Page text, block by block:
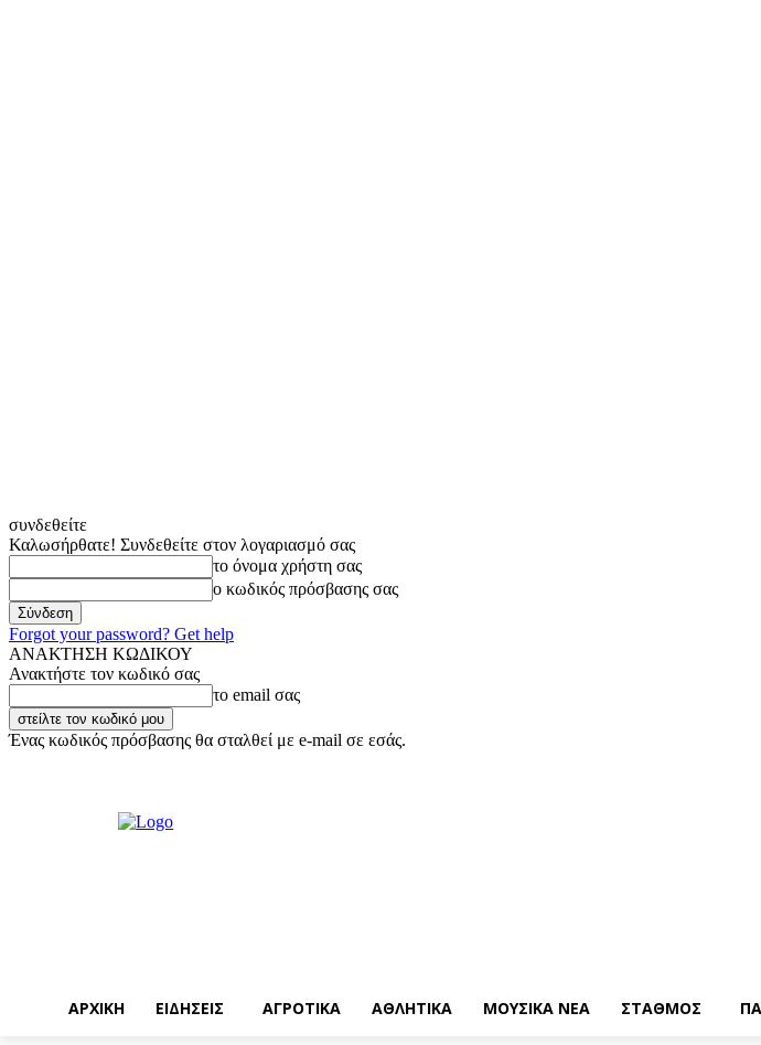
συνδεθείτε
Καλωσήρθατε! Συνδεθείτε στον λογαριασμό σας
το όνομα χρήστη σας
ο κωδικός πρόσβασης σας
Forgot your password? Get help
ΑΝΑΚΤΗΣΗ ΚΩΔΙΚΟΥ
Ανακτήστε τον κωδικό σας
το email σας
Ένας κωδικός πρόσβασης θα σταλθεί με e-mail σε εσάς.
ΑΡΧΙΚΗ ΕΙΔΗΣΕΙΣ ΑΓΡΟΤΙΚΑ ΑΘΛΗΤΙΚΑ ΜΟΥΣΙΚΑ ΝΕΑ ΣΤΑΘΜΟΣ